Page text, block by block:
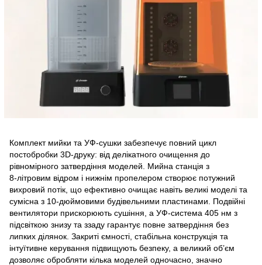
Комплект мийки та УФ‑сушки забезпечує повний цикл
постобробки 3D‑друку: від делікатного очищення до
рівномірного затвердіння моделей. Мийна станція з
8‑літровим відром і нижнім пропелером створює потужний
вихровий потік, що ефективно очищає навіть великі моделі та
сумісна з 10‑дюймовими будівельними пластинами. Подвійні
вентилятори прискорюють сушіння, а УФ‑система 405 нм з
підсвіткою знизу та ззаду гарантує повне затвердіння без
липких ділянок. Закриті ємності, стабільна конструкція та
інтуїтивне керування підвищують безпеку, а великий об’єм
дозволяє обробляти кілька моделей одночасно, значно